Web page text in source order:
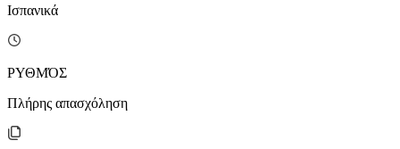
Ισπανικά
ΡΥΘΜΌΣ
Πλήρης απασχόληση